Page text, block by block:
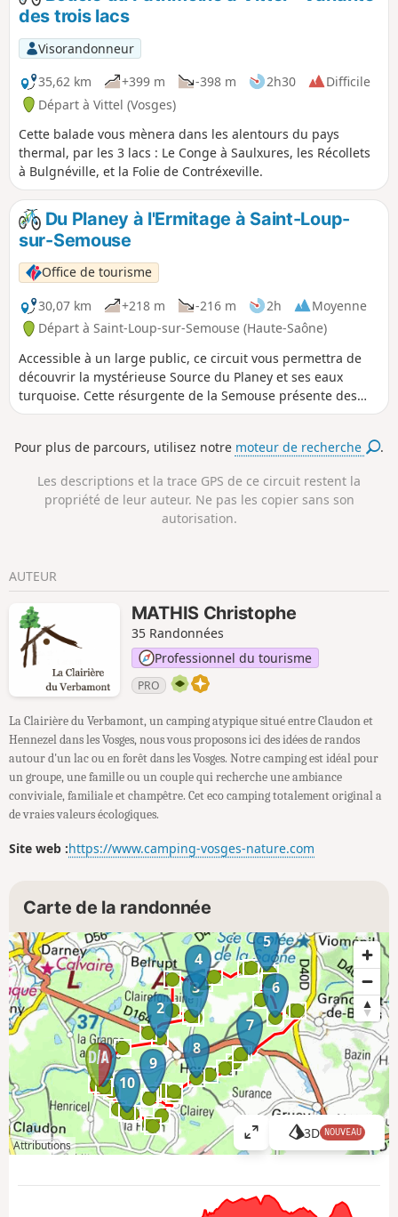
des trois lacs
Visorandonneur
35,62 km
+399 m -398 m 2h30
Difficile
Départ à Vittel (Vosges)
Cette balade vous mènera dans les alentours du pays
thermal, par les 3 lacs : Le Conge à Saulxures, les Récollets
à Bulgnéville, et la Folie de Contréxeville.
Du Planey à l'Ermitage à Saint-Loup-
sur-Semouse
Office de tourisme
30,07 km
+218 m -216 m 2h
Moyenne
Départ à Saint-Loup-sur-Semouse (Haute-Saône)
Accessible à un large public, ce circuit vous permettra de
découvrir la mystérieuse Source du Planey et ses eaux
turquoise. Cette résurgente de la Semouse présente des
couleurs chatoyantes qui varient au fil des heures et des
réunissaient lors des nuits de sabbat pour y pratiquer leurs
Pour plus de parcours, utilisez notre moteur de recherche .
Les descriptions et la trace GPS de ce circuit restent la
propriété de leur auteur. Ne pas les copier sans son
autorisation.
AUTEUR
MATHIS Christophe
35 Randonnées
Professionnel du tourisme
PRO
La Clairière du Verbamont, un camping atypique situé entre Claudon et
Hennezel dans les Vosges, nous vous proposons ici des idées de randos
autour d'un lac ou en forêt dans les Vosges. Notre camping est idéal pour
un groupe, une famille ou un couple qui recherche une ambiance
conviviale, familiale et champêtre. Cet eco camping totalement original a
de vraies valeurs écologiques.
Site web :https://www.camping-vosges-nature.com
Carte de la randonnée
1
2
3
4
5
6
7
8
9
10
Attributions
A
ff
c
3D NOUVEAU